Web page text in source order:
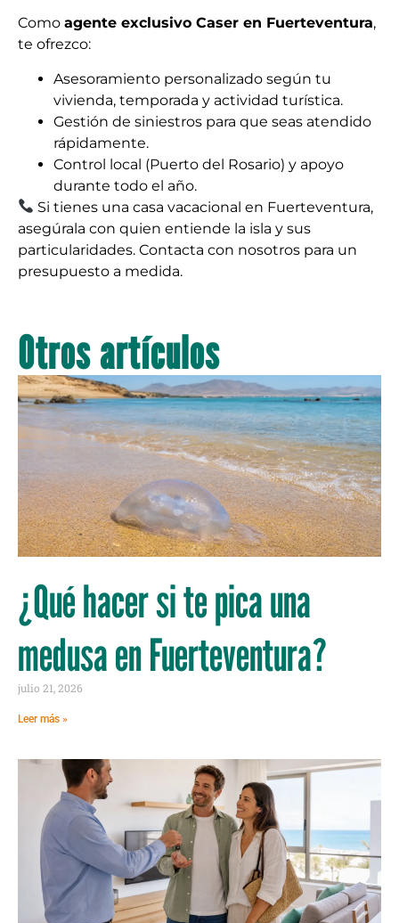
Como agente exclusivo Caser en Fuerteventura,
te ofrezco:
Asesoramiento personalizado según tu
vivienda, temporada y actividad turística.
Gestión de siniestros para que seas atendido
rápidamente.
Control local (Puerto del Rosario) y apoyo
durante todo el año.
Si tienes una casa vacacional en Fuerteventura,
asegúrala con quien entiende la isla y sus
particularidades. Contacta con nosotros para un
presupuesto a medida.
Otros artículos
¿Qué hacer si te pica una
medusa en Fuerteventura?
julio 21, 2026
Leer más »